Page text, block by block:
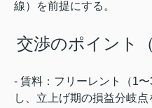
線）を前提にする。
交渉のポイント
- 賃料：フリーレント（1
し、立上げ期の損益分岐点